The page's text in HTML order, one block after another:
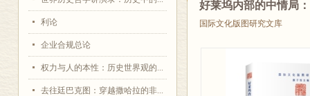
利论
企业合规总论
权力与人的本性：历史世界观的...
去往廷巴克图：穿越撒哈拉的非...
好莱坞内部的中情局
国际文化版图研究文库